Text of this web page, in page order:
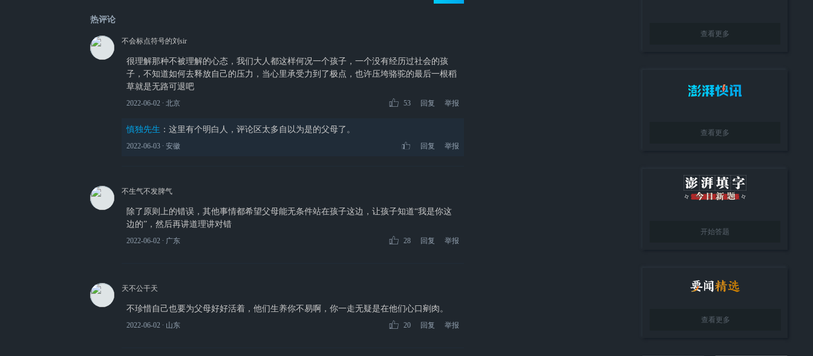
热评论
不会标点符号的刘sir
很理解那种不被理解的心态，我们大人都这样何况一个孩子，一个没有经历过社会的孩
子，不知道如何去释放自己的压力，当心里承受力到了极点，也许压垮骆驼的最后一根稻
草就是无路可退吧
2022-06-02 ∙ 北京 53 回复 举报
慎独先生 ： 这里有个明白人，评论区太多自以为是的父母了。
2022-06-03 ∙ 安徽 回复 举报
不生气不发脾气
除了原则上的错误，其他事情都希望父母能无条件站在孩子这边，让孩子知道“我是你这
边的”，然后再讲道理讲对错
2022-06-02 ∙ 广东 28 回复 举报
天不公干天
不珍惜自己也要为父母好好活着，他们生养你不易啊，你一走无疑是在他们心口剜肉。
2022-06-02 ∙ 山东 20 回复 举报
查看更多
查看更多
开始答题
查看更多